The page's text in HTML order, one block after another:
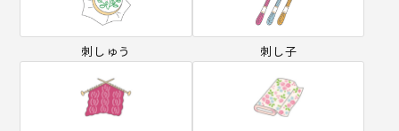
刺しゅう 刺し子